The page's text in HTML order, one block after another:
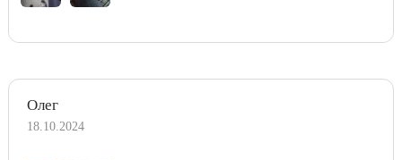
Олег
18.10.2024